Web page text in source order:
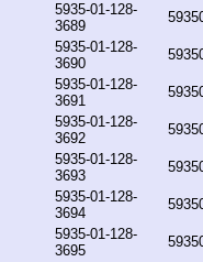
5935-01-128-
3689
5935-01-128-
3690
5935-01-128-
3691
5935-01-128-
3692
5935-01-128-
3693
5935-01-128-
3694
5935-01-128-
3695